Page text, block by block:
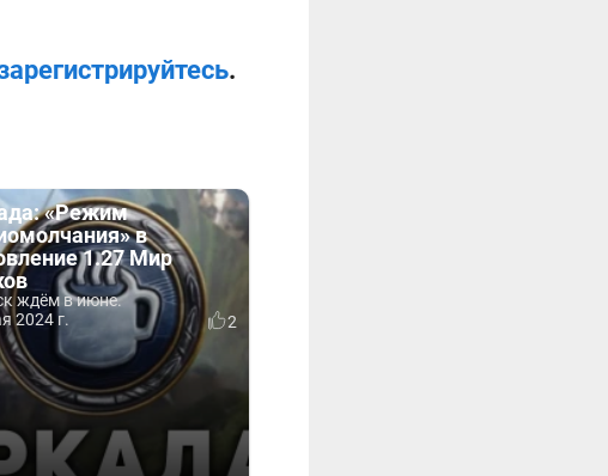
.
«Режим
в
1.27 Мир
ждём в июне.
2024 г.
2